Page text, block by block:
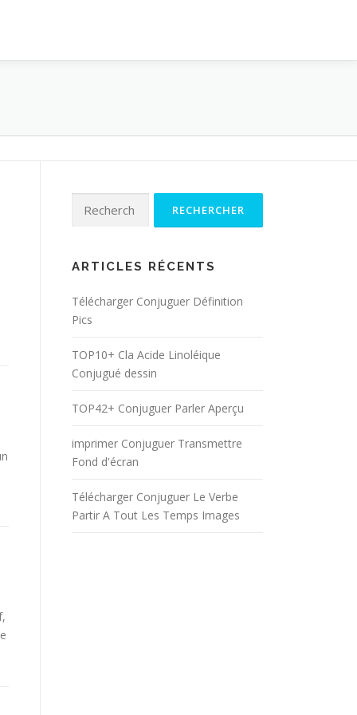
Rechercher :
ARTICLES RÉCENTS
Télécharger Conjuguer Définition
Pics
TOP10+ Cla Acide Linoléique
Conjugué dessin
TOP42+ Conjuguer Parler Aperçu
imprimer Conjuguer Transmettre
Fond d'écran
Télécharger Conjuguer Le Verbe
Partir A Tout Les Temps Images